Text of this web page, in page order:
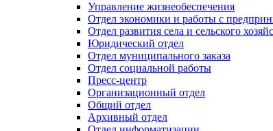
Управление жизнеобеспечения
Отдел экономики и работы с
Отдел развития села и сельского
Юридический отдел
Отдел муниципального заказа
Отдел социальной работы
Пресс-центр
Организационный отдел
Общий отдел
Архивный отдел